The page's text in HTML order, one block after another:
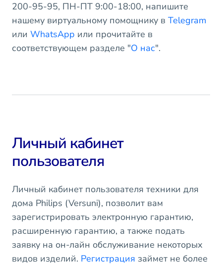
200-95-95, ПН-ПТ 9:00-18:00, напишите
нашему виртуальному помощнику в Telegram
или WhatsApp или прочитайте в
соответствующем разделе "О нас".
Личный кабинет
пользователя
Личный кабинет пользователя техники для
дома Philips (Versuni), позволит вам
зарегистрировать электронную гарантию,
расширенную гарантию, а также подать
заявку на он-лайн обслуживание некоторых
видов изделий. Регистрация займет не более